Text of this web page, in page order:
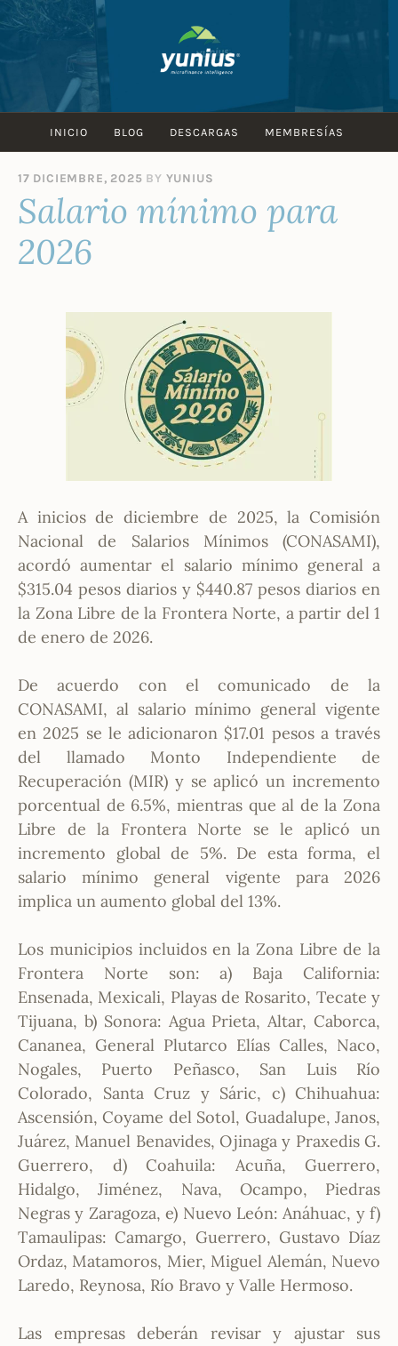
Skip
to
content
INICIO BLOG DESCARGAS MEMBRESÍAS
17 DICIEMBRE, 2025 BY YUNIUS
Salario mínimo para
2026
A inicios de diciembre de 2025, la Comisión
Nacional de Salarios Mínimos (CONASAMI),
acordó aumentar el salario mínimo general a
$315.04 pesos diarios y $440.87 pesos diarios en
la Zona Libre de la Frontera Norte, a partir del 1
de enero de 2026.
De acuerdo con el comunicado de la
CONASAMI, al salario mínimo general vigente
en 2025 se le adicionaron $17.01 pesos a través
del llamado Monto Independiente de
Recuperación (MIR) y se aplicó un incremento
porcentual de 6.5%, mientras que al de la Zona
Libre de la Frontera Norte se le aplicó un
incremento global de 5%. De esta forma, el
salario mínimo general vigente para 2026
implica un aumento global del 13%.
Los municipios incluidos en la Zona Libre de la
Frontera Norte son: a) Baja California:
Ensenada, Mexicali, Playas de Rosarito, Tecate y
Tijuana, b) Sonora: Agua Prieta, Altar, Caborca,
Cananea, General Plutarco Elías Calles, Naco,
Nogales, Puerto Peñasco, San Luis Río
Colorado, Santa Cruz y Sáric, c) Chihuahua:
Ascensión, Coyame del Sotol, Guadalupe, Janos,
Juárez, Manuel Benavides, Ojinaga y Praxedis G.
Guerrero, d) Coahuila: Acuña, Guerrero,
Hidalgo, Jiménez, Nava, Ocampo, Piedras
Negras y Zaragoza, e) Nuevo León: Anáhuac, y f)
Tamaulipas: Camargo, Guerrero, Gustavo Díaz
Ordaz, Matamoros, Mier, Miguel Alemán, Nuevo
Laredo, Reynosa, Río Bravo y Valle Hermoso.
Las empresas deberán revisar y ajustar sus